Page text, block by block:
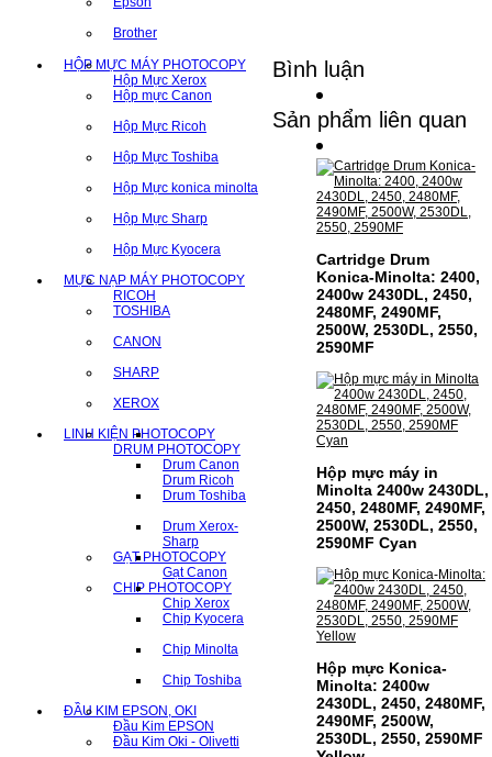
Brother
HỘP MỰC MÁY PHOTOCOPY
Hộp Mực Xerox
Hộp mực Canon
Hộp Mực Ricoh
Hộp Mực Toshiba
Hộp Mực konica minolta
Hộp Mực Sharp
Hộp Mực Kyocera
MỰC NẠP MÁY PHOTOCOPY
RICOH
TOSHIBA
CANON
SHARP
XEROX
LINH KIỆN PHOTOCOPY
DRUM PHOTOCOPY
Drum Canon
Drum Ricoh
Drum Toshiba
Drum Xerox-
Sharp
GẠT PHOTOCOPY
Gạt Canon
CHIP PHOTOCOPY
Chip Xerox
Chip Kyocera
Chip Minolta
Chip Toshiba
ĐẦU KIM EPSON, OKI
Đầu Kim EPSON
Đầu Kim Oki - Olivetti
Bình luận
Sản phẩm liên quan
Cartridge Drum
Konica-Minolta: 2400,
2400w 2430DL, 2450,
2480MF, 2490MF,
2500W, 2530DL, 2550,
2590MF
Hộp mực máy in
Minolta 2400w 2430DL,
2450, 2480MF, 2490MF,
2500W, 2530DL, 2550,
2590MF Cyan
Hộp mực Konica-
Minolta: 2400w
2430DL, 2450, 2480MF,
2490MF, 2500W,
2530DL, 2550, 2590MF